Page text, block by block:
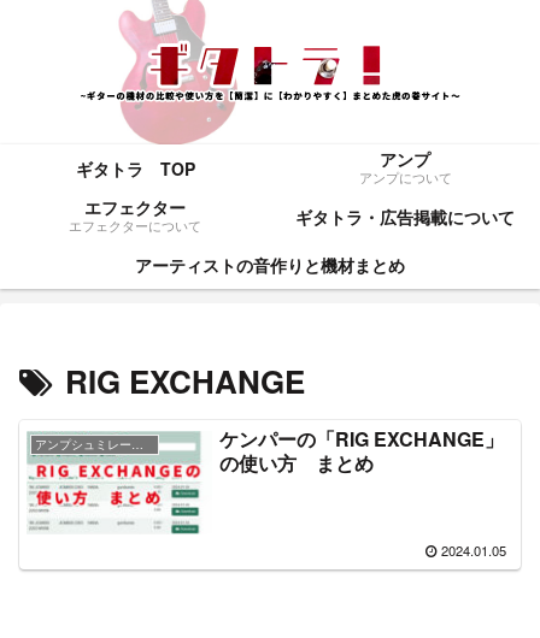
ギタトラ TOP アンプ
アンプについて
エフェクター
エフェクターについて
ギタトラ・広告掲載について
アーティストの音作りと機材まとめ
RIG EXCHANGE
ケンパーの「RIG EXCHANGE」
の使い方 まとめ
2024.01.05